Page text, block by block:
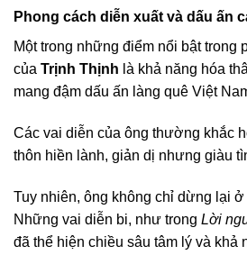
Phong cách diễn xuất và dấu ấn
Một trong những điểm nổi bật trong
của Trịnh Thịnh là khả năng hóa
mang đậm dấu ấn làng quê Việt
Các vai diễn của ông thường khắc
thôn hiền lành, giản dị nhưng giàu
Tuy nhiên, ông không chỉ dừng lại
Những vai diễn bi, như trong Lời
đã thể hiện chiều sâu tâm lý và khả